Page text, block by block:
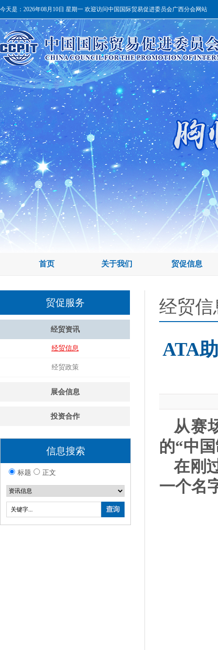
今天是： 2026年08月10日 星期一 欢迎访问中国国际贸易促进委员会广西分会网站
首页 关于我们 贸促信息
贸促服务
经贸资讯
经贸信息
经贸政策
展会信息
投资合作
信息搜索
标题 正文
经贸信
ATA
从赛
的“中
在刚
一个名